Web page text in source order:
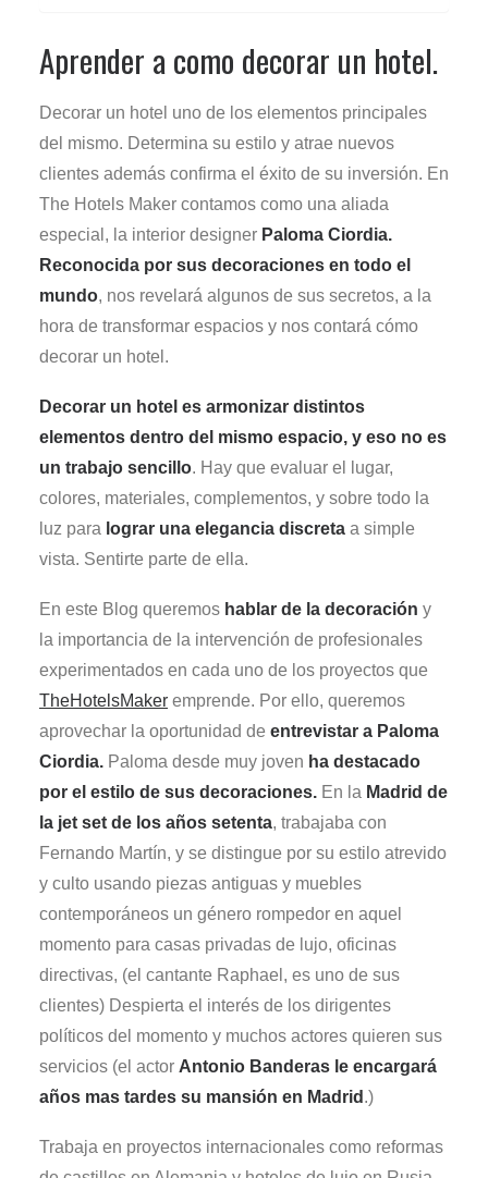
Aprender a como decorar un hotel.
Decorar un hotel uno de los elementos principales
del mismo. Determina su estilo y atrae nuevos
clientes además confirma el éxito de su inversión. En
The Hotels Maker contamos como una aliada
especial, la interior designer Paloma Ciordia.
Reconocida por sus decoraciones en todo el
mundo, nos revelará algunos de sus secretos, a la
hora de transformar espacios y nos contará cómo
decorar un hotel.
Decorar un hotel es armonizar distintos
elementos dentro del mismo espacio, y eso no es
un trabajo sencillo. Hay que evaluar el lugar,
colores, materiales, complementos, y sobre todo la
luz para lograr una elegancia discreta a simple
vista. Sentirte parte de ella.
En este Blog queremos hablar de la decoración y
la importancia de la intervención de profesionales
experimentados en cada uno de los proyectos que
TheHotelsMaker emprende. Por ello, queremos
aprovechar la oportunidad de entrevistar a Paloma
Ciordia. Paloma desde muy joven ha destacado
por el estilo de sus decoraciones. En la Madrid de
la jet set de los años setenta, trabajaba con
Fernando Martín, y se distingue por su estilo atrevido
y culto usando piezas antiguas y muebles
contemporáneos un género rompedor en aquel
momento para casas privadas de lujo, oficinas
directivas, (el cantante Raphael, es uno de sus
clientes) Despierta el interés de los dirigentes
políticos del momento y muchos actores quieren sus
servicios (el actor Antonio Banderas le encargará
años mas tardes su mansión en Madrid .)
Trabaja en proyectos internacionales como reformas